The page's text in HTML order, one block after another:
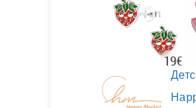
19€